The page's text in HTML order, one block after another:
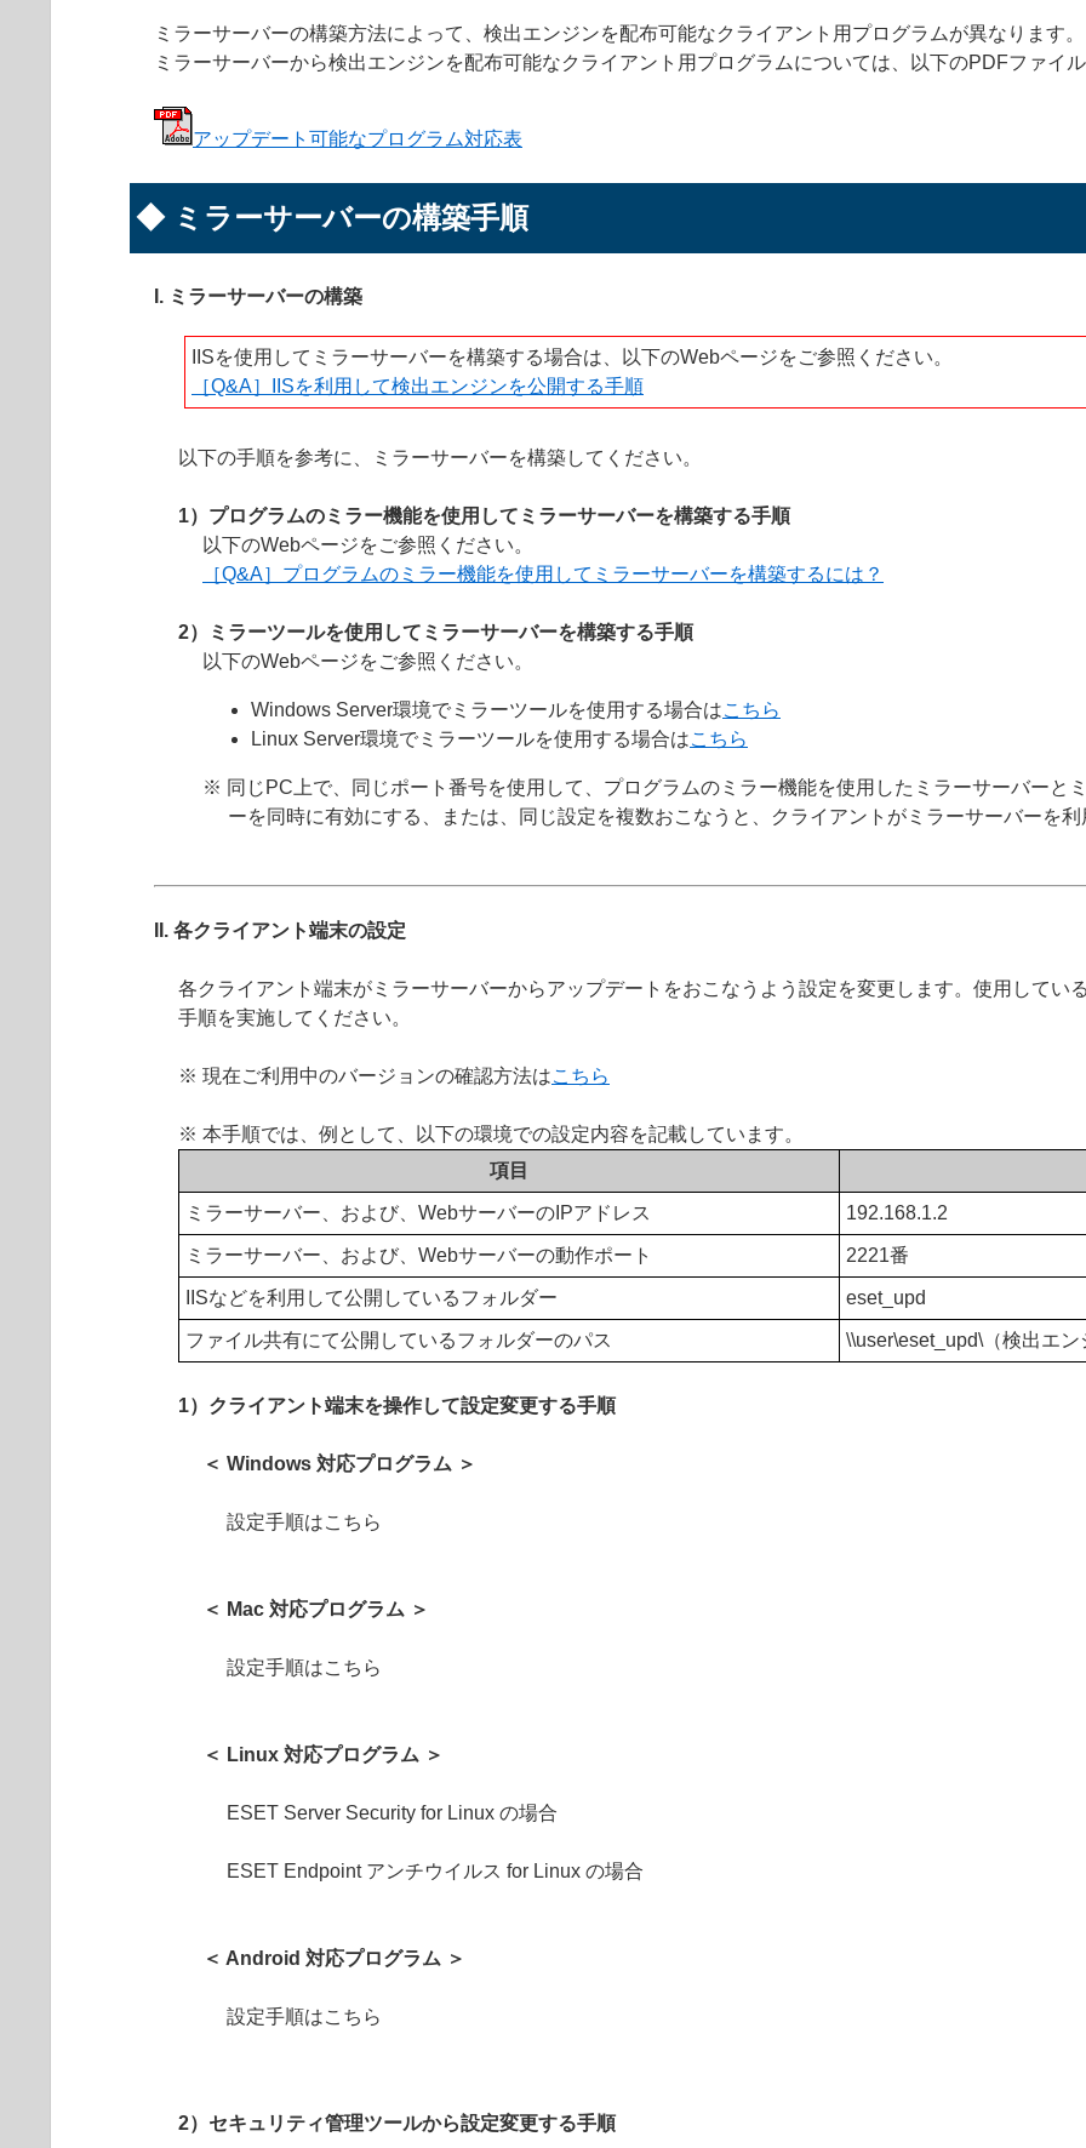
ミラーサーバーの構築方法によって、検出エンジンを配布可能なクライアント用プログラムが異なります。
ミラーサーバーから検出エンジンを配布可能なクライアント用プログラムについては、以下のPDFファイル
アップデート可能なプログラム対応表
◆ ミラーサーバーの構築手順
I. ミラーサーバーの構築
IISを使用してミラーサーバーを構築する場合は、以下のWebページをご参照ください。
［Q&A］IISを利用して検出エンジンを公開する手順
以下の手順を参考に、ミラーサーバーを構築してください。
1）プログラムのミラー機能を使用してミラーサーバーを構築する手順
以下のWebページをご参照ください。
［Q&A］プログラムのミラー機能を使用してミラーサーバーを構築するには？
2）ミラーツールを使用してミラーサーバーを構築する手順
以下のWebページをご参照ください。
Windows Server環境でミラーツールを使用する場合はこちら
Linux Server環境でミラーツールを使用する場合はこちら
※ 同じPC上で、同じポート番号を使用して、プログラムのミラー機能を使用したミラーサーバーと
ーを同時に有効にする、または、同じ設定を複数おこなうと、クライアントがミラーサーバーを利
II. 各クライアント端末の設定
各クライアント端末がミラーサーバーからアップデートをおこなうよう設定を変更します。使用してい
手順を実施してください。
※ 現在ご利用中のバージョンの確認方法はこちら
※ 本手順では、例として、以下の環境での設定内容を記載しています。
項目
ミラーサーバー、および、WebサーバーのIPアドレス 192.168.1.2
ミラーサーバー、および、Webサーバーの動作ポート 2221番
IISなどを利用して公開しているフォルダー eset_upd
ファイル共有にて公開しているフォルダーのパス \\user\eset_upd\（検出エン
1）クライアント端末を操作して設定変更する手順
＜ Windows 対応プログラム ＞
設定手順はこちら
＜ Mac 対応プログラム ＞
設定手順はこちら
＜ Linux 対応プログラム ＞
ESET Server Security for Linux の場合
ESET Endpoint アンチウイルス for Linux の場合
＜ Android 対応プログラム ＞
設定手順はこちら
2）セキュリティ管理ツールから設定変更する手順